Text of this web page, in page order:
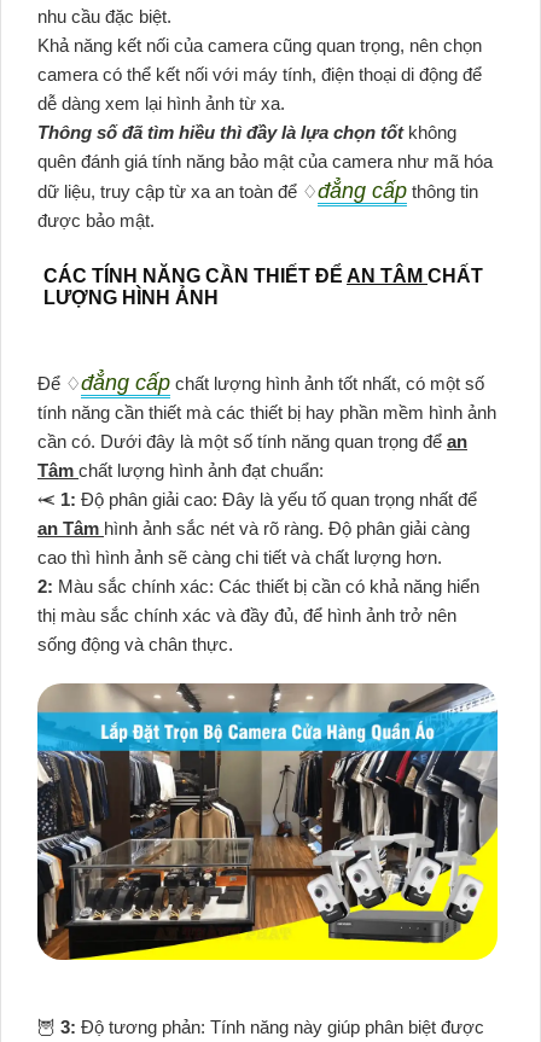
nhu cầu đặc biệt.
Khả năng kết nối của camera cũng quan trọng, nên chọn
camera có thể kết nối với máy tính, điện thoại di động để
dễ dàng xem lại hình ảnh từ xa.
Thông số đã tìm hiều thì đầy là lựa chọn tốtkhông
quên đánh giá tính năng bảo mật của camera như mã hóa
dữ liệu, truy cập từ xa an toàn để ♢đẳng cấp thông tin
được bảo mật.
CÁC TÍNH NĂNG CẦN THIẾT ĐỂ AN TÂM CHẤT
LƯỢNG HÌNH ẢNH
Để ♢đẳng cấp chất lượng hình ảnh tốt nhất, có một số
tính năng cần thiết mà các thiết bị hay phần mềm hình ảnh
cần có. Dưới đây là một số tính năng quan trọng để an
Tâm chất lượng hình ảnh đạt chuẩn:
⥷ 1: Độ phân giải cao: Đây là yếu tố quan trọng nhất để
an Tâm hình ảnh sắc nét và rõ ràng. Độ phân giải càng
cao thì hình ảnh sẽ càng chi tiết và chất lượng hơn.
2: Màu sắc chính xác: Các thiết bị cần có khả năng hiển
thị màu sắc chính xác và đầy đủ, để hình ảnh trở nên
sống động và chân thực.
🦉 3: Độ tương phản: Tính năng này giúp phân biệt được